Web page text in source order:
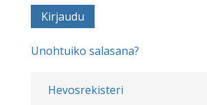
Hevosrekisteri
Unohtuiko salasana?